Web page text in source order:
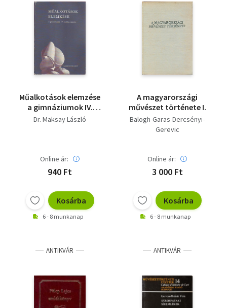
Műalkotások elemzése
a gimnáziumok IV.
osztálya számára
Dr. Maksay László
Online ár:
940 Ft
Kosárba
6 - 8 munkanap
A magyarországi
művészet története I.
Balogh-Garas-Dercsényi-
Gerevic
Online ár:
3 000 Ft
Kosárba
6 - 8 munkanap
ANTIKVÁR ANTIKVÁR